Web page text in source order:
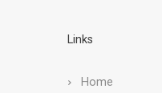
Links
Home